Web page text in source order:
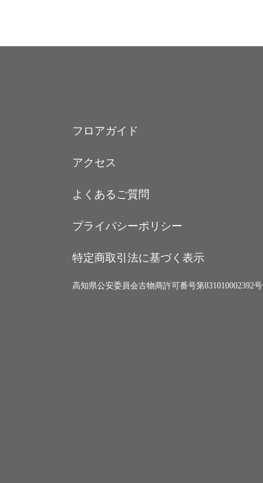
フロアガイド
アクセス
よくあるご質問
プライバシーポリシー
特定商取引法に基づく表示
高知県公安委員会古物商許可番号第831010002392号